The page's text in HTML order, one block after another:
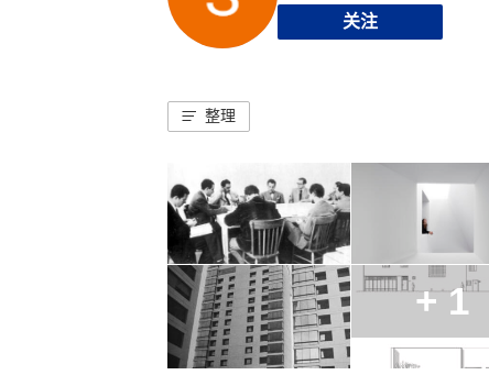
关注
整理
+ 1